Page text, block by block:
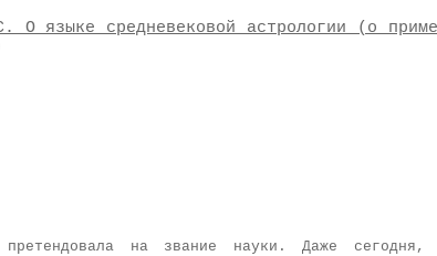
О языке средневековой астрологии (о
претендовала на звание науки. Даже сегодня,